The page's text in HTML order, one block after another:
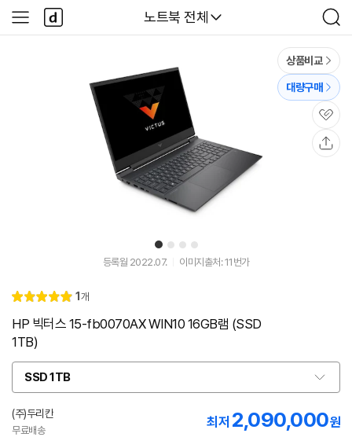
다나와
노트북 전체
검
색
사
이
다
나
와
1 2 3 4
상품비교
대량구매
관
심
등록월 2022.07. 이미지출처: 11번가
별
5.
리
1 개
HP 빅터스 15-fb0070AX WIN10 16GB램 (SSD
1TB)
SSD 1TB
옵
션
선
택
(주)두리칸
무료배송
최저 2,090,000원